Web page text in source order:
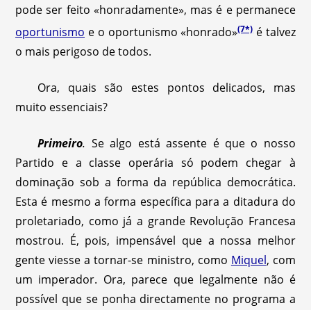
pode ser feito «honradamente», mas é e permanece
oportunismo e o oportunismo «honrado»(7*)é talvez
o mais perigoso de todos.
Ora, quais são estes pontos delicados, mas
muito essenciais?
Primeiro. Se algo está assente é que o nosso
Partido e a classe operária só podem chegar à
dominação sob a forma da república democrática.
Esta é mesmo a forma específica para a ditadura do
proletariado, como já a grande Revolução Francesa
mostrou. É, pois, impensável que a nossa melhor
gente viesse a tornar-se ministro, como Miquel, com
um imperador. Ora, parece que legalmente não é
possível que se ponha directamente no programa a